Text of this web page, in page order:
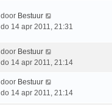
h
t
e
b
h
t
s
b
e
L
a
t
s
e
b
door Bestuur
do 14 apr 2011, 21:31
L
a
t
s
door Bestuur
do 14 apr 2011, 21:14
L
a
door Bestuur
do 14 apr 2011, 21:14